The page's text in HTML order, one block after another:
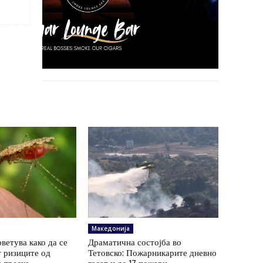
како да се
од
Македонија
Драматична состојба во
Тетовско: Пожарникарите дневно